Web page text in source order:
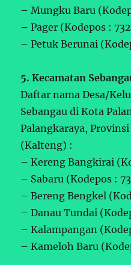
– Mungku Baru
– Pager (Kodepos :
– Petuk Berunai
5. Kecamatan
Daftar nama Desa/
Sebangau di Kota
Palangkaraya,
(Kalteng) :
– Kereng Bangkirai
– Sabaru (Kodepos :
– Bereng Bengkel
– Danau Tundai
– Kalampangan
– Kameloh Baru